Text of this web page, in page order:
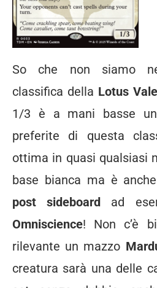
So che non siamo
classifica della Lotus Vale
1/3 è a mani basse
preferite di questa
ottima in quasi qualsiasi
base bianca ma è
post sideboard ad
Omniscience! Non c’è
rilevante un mazzo
creatura sarà una delle